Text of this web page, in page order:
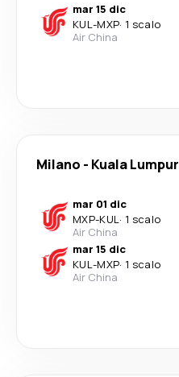
mar 15 dic
KUL-MXP· 1 scalo
Air China
Milano - Kuala Lumpur
mar 01 dic
MXP-KUL· 1 scalo
Air China
mar 15 dic
KUL-MXP· 1 scalo
Air China